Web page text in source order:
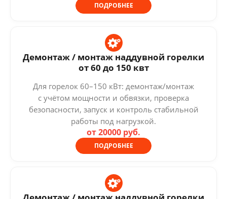
ПОДРОБНЕЕ
Демонтаж / монтаж наддувной горелки
от 60 до 150 квт
Для горелок 60–150 кВт: демонтаж/монтаж
с учётом мощности и обвязки, проверка
безопасности, запуск и контроль стабильной
работы под нагрузкой.
от 20000 руб.
ПОДРОБНЕЕ